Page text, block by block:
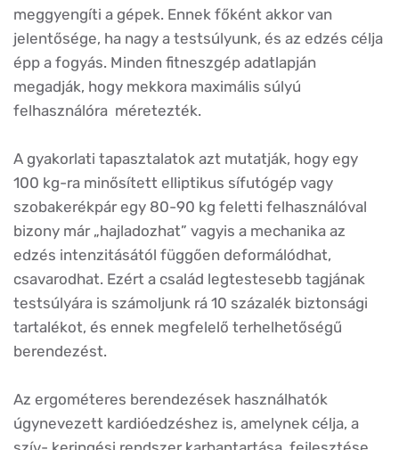
meggyengíti a gépek. Ennek főként akkor van
jelentősége, ha nagy a testsúlyunk, és az edzés célja
épp a fogyás. Minden fitneszgép adatlapján
megadják, hogy mekkora maximális súlyú
felhasználóra méretezték.
A gyakorlati tapasztalatok azt mutatják, hogy egy
100 kg-ra minősített elliptikus sífutógép vagy
szobakerékpár egy 80-90 kg feletti felhasználóval
bizony már „hajladozhat” vagyis a mechanika az
edzés intenzitásától függően deformálódhat,
csavarodhat. Ezért a család legtestesebb tagjának
testsúlyára is számoljunk rá 10 százalék biztonsági
tartalékot, és ennek megfelelő terhelhetőségű
berendezést.
Az ergométeres berendezések használhatók
úgynevezett kardióedzéshez is, amelynek célja, a